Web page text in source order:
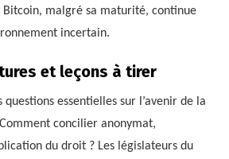
Bitcoin, malgré sa maturité, continue
incertain.
et leçons à tirer
essentielles sur l’avenir de la
concilier anonymat,
du droit ? Les législateurs du